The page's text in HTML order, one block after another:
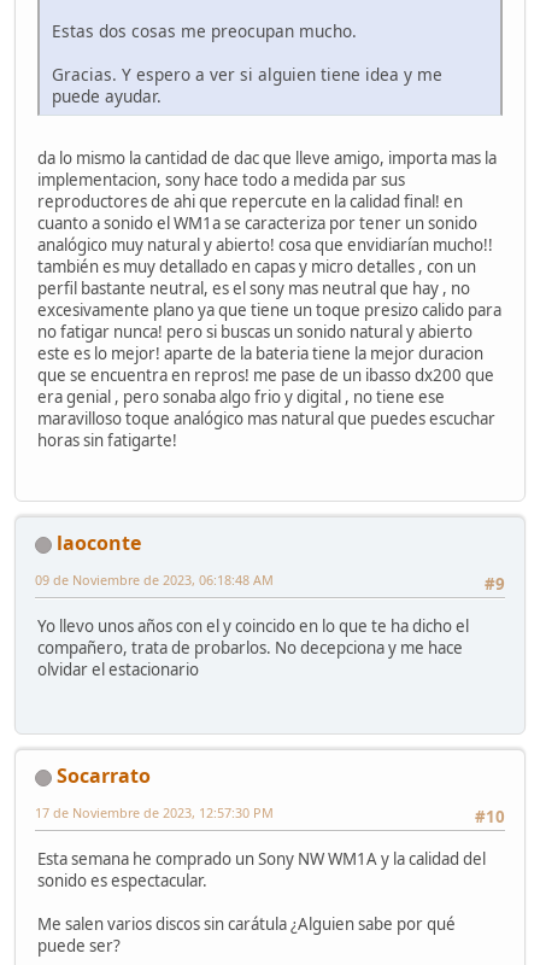
Estas dos cosas me preocupan mucho.
Gracias. Y espero a ver si alguien tiene idea y me
puede ayudar.
da lo mismo la cantidad de dac que lleve amigo, importa mas la
implementacion, sony hace todo a medida par sus
reproductores de ahi que repercute en la calidad final! en
cuanto a sonido el WM1a se caracteriza por tener un sonido
analógico muy natural y abierto! cosa que envidiarían mucho!!
también es muy detallado en capas y micro detalles , con un
perfil bastante neutral, es el sony mas neutral que hay , no
excesivamente plano ya que tiene un toque presizo calido para
no fatigar nunca! pero si buscas un sonido natural y abierto
este es lo mejor! aparte de la bateria tiene la mejor duracion
que se encuentra en repros! me pase de un ibasso dx200 que
era genial , pero sonaba algo frio y digital , no tiene ese
maravilloso toque analógico mas natural que puedes escuchar
horas sin fatigarte!
laoconte
#9
09 de Noviembre de 2023, 06:18:48 AM
Yo llevo unos años con el y coincido en lo que te ha dicho el
compañero, trata de probarlos. No decepciona y me hace
olvidar el estacionario
Socarrato
#10
17 de Noviembre de 2023, 12:57:30 PM
Esta semana he comprado un Sony NW WM1A y la calidad del
sonido es espectacular.
Me salen varios discos sin carátula ¿Alguien sabe por qué
puede ser?